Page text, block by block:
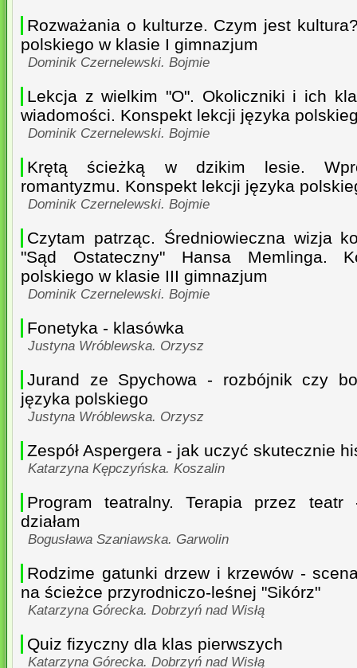
Rozważania o kulturze. Czym jest
polskiego w klasie I gimnazjum
Dominik Czernelewski. Bojmie
Lekcja z wielkim "O". Okoliczniki i ich
wiadomości. Konspekt lekcji języka
Dominik Czernelewski. Bojmie
Krętą ścieżką w dzikim lesie.
romantyzmu. Konspekt lekcji języka
Dominik Czernelewski. Bojmie
Czytam patrząc. Średniowieczna wizja
"Sąd Ostateczny" Hansa Memlinga.
polskiego w klasie III gimnazjum
Dominik Czernelewski. Bojmie
Fonetyka - klasówka
Justyna Wróblewska. Orzysz
Jurand ze Spychowa - rozbójnik czy
języka polskiego
Justyna Wróblewska. Orzysz
Zespół Aspergera - jak uczyć skutecznie
Katarzyna Kępczyńska. Koszalin
Program teatralny. Terapia przez teatr
działam
Bogusława Szaniawska. Garwolin
Rodzime gatunki drzew i krzewów -
na ścieżce przyrodniczo-leśnej "Sikórz"
Katarzyna Górecka. Dobrzyń nad Wisłą
Quiz fizyczny dla klas pierwszych
Katarzyna Górecka. Dobrzyń nad Wisłą